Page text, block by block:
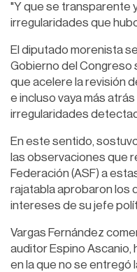
"Y que se transparente
irregularidades que
El diputado morenista
Gobierno del Congreso
que acelere la revisión
e incluso vaya más
irregularidades
En este sentido,
las observaciones que
Federación (ASF) a
rajatabla aprobaron los
intereses de su jefe
Vargas Fernández
auditor Espino Ascanio,
en la que no se entregó